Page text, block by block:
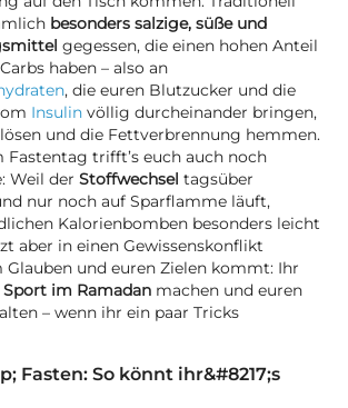
besonders salzige, süße und
gegessen, die einen hohen Anteil
haben – also an
, die euren Blutzucker und die
Insulin völlig durcheinander bringen,
und die Fettverbrennung hemmen.
Fastentag trifft’s euch auch noch
Weil der Stoffwechsel tagsüber
nur noch auf Sparflamme läuft,
Kalorienbomben besonders leicht
aber in einen Gewissenskonflikt
Glauben und euren Zielen kommt: Ihr
Sport im Ramadan machen und euren
– wenn ihr ein paar Tricks
Fasten: So könnt ihr&#8217;s